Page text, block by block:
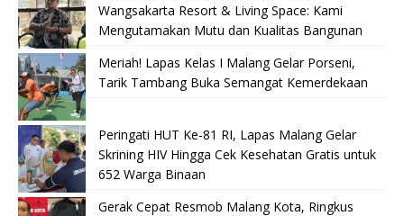
Wangsakarta Resort & Living Space: Kami
Mengutamakan Mutu dan Kualitas Bangunan
Meriah! Lapas Kelas I Malang Gelar Porseni,
Tarik Tambang Buka Semangat Kemerdekaan
Peringati HUT Ke-81 RI, Lapas Malang Gelar
Skrining HIV Hingga Cek Kesehatan Gratis untuk
652 Warga Binaan
Gerak Cepat Resmob Malang Kota, Ringkus